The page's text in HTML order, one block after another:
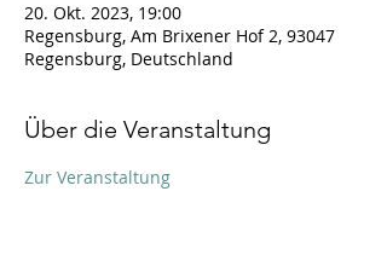
20. Okt. 2023, 19:00
Regensburg, Am Brixener Hof 2, 93047
Regensburg, Deutschland
Über die Veranstaltung
Zur Veranstaltung